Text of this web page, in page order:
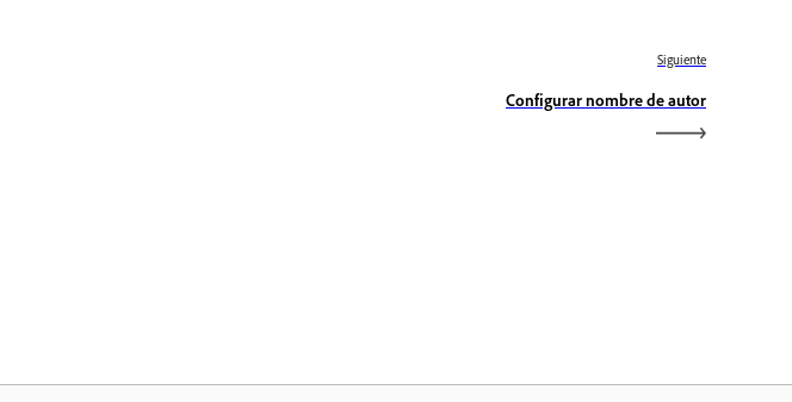
Siguiente
Configurar nombre de autor